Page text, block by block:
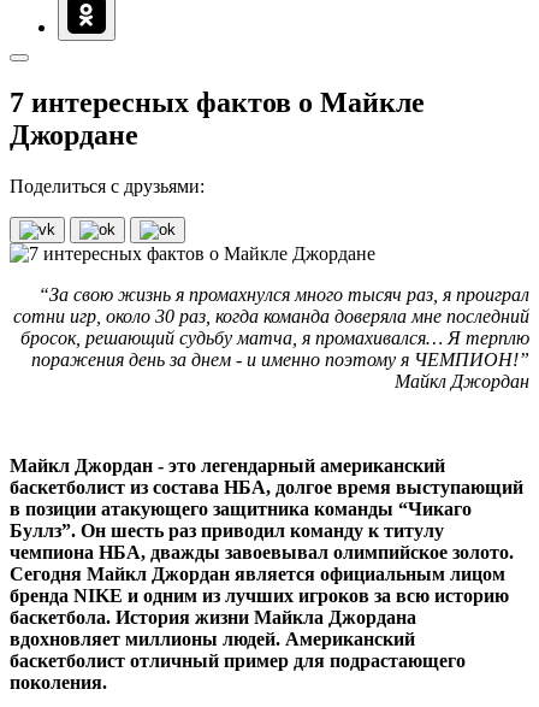
7 интересных фактов о Майкле
Джордане
Поделиться с друзьями:
“За свою жизнь я промахнулся много тысяч раз, я проиграл
сотни игр, около 30 раз, когда команда доверяла мне последний
бросок, решающий судьбу матча, я промахивался… Я терплю
поражения день за днем - и именно поэтому я ЧЕМПИОН!”
Майкл Джордан
Майкл Джордан - это легендарный американский
баскетболист из состава НБА, долгое время выступающий
в позиции атакующего защитника команды “Чикаго
Буллз”. Он шесть раз приводил команду к титулу
чемпиона НБА, дважды завоевывал олимпийское золото.
Сегодня Майкл Джордан является официальным лицом
бренда NIKE и одним из лучших игроков за всю историю
баскетбола. История жизни Майкла Джордана
вдохновляет миллионы людей. Американский
баскетболист отличный пример для подрастающего
поколения.